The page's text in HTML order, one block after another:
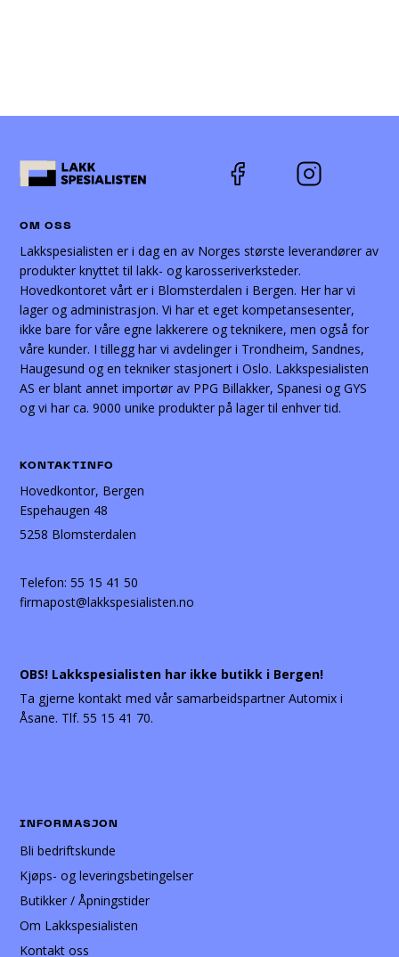
OM OSS
Lakkspesialisten er i dag en av Norges største leverandører av
produkter knyttet til lakk- og karosseriverksteder.
Hovedkontoret vårt er i Blomsterdalen i Bergen. Her har vi
lager og administrasjon. Vi har et eget kompetansesenter,
ikke bare for våre egne lakkerere og teknikere, men også for
våre kunder. I tillegg har vi avdelinger i Trondheim, Sandnes,
Haugesund og en tekniker stasjonert i Oslo. Lakkspesialisten
AS er blant annet importør av PPG Billakker, Spanesi og GYS
og vi har ca. 9000 unike produkter på lager til enhver tid.
KONTAKTINFO
Hovedkontor, Bergen
Espehaugen 48
5258 Blomsterdalen
Telefon:55 15 41 50
firmapost@lakkspesialisten.no
OBS! Lakkspesialisten har ikke butikk i Bergen!
Ta gjerne kontakt med vår samarbeidspartner Automix i
Åsane. Tlf. 55 15 41 70.
INFORMASJON
Bli bedriftskunde
Kjøps- og leveringsbetingelser
Butikker / Åpningstider
Om Lakkspesialisten
Kontakt oss